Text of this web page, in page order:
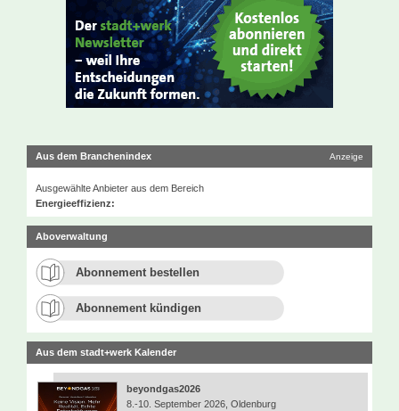
Aus dem Branchenindex Anzeige
Ausgewählte Anbieter aus dem Bereich
Energieeffizienz:
Aboverwaltung
Abonnement bestellen
Abonnement kündigen
Aus dem stadt+werk Kalender
beyondgas2026
8.-10. September 2026, Oldenburg